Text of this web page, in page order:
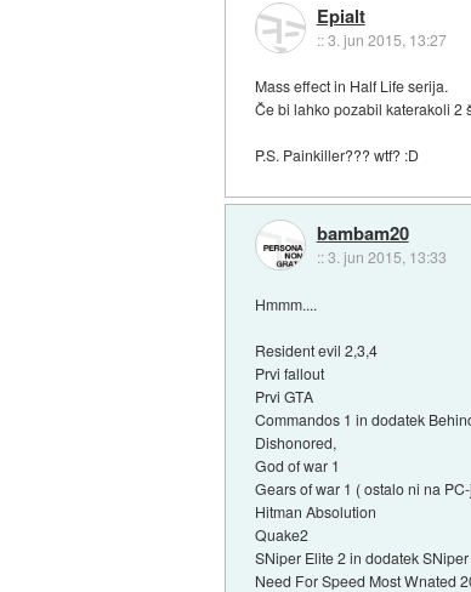
Epialt
::3. jun 2015, 13:27
Mass effect in Half Life serija.
Če bi lahko pozabil katerakoli 2
P.S. Painkiller??? wtf? :D
bambam20
::3. jun 2015, 13:33
Hmmm....
Resident evil 2,3,4
Prvi fallout
Prvi GTA
Commandos 1 in dodatek
Dishonored,
God of war 1
Gears of war 1 ( ostalo ni na
Hitman Absolution
Quake2
SNiper Elite 2 in dodatek
Need For Speed Most Wnated